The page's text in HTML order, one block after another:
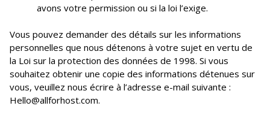
avons votre permission ou si la loi l’exige.
Vous pouvez demander des détails sur les informations
personnelles que nous détenons à votre sujet en vertu de
la Loi sur la protection des données de 1998. Si vous
souhaitez obtenir une copie des informations détenues sur
vous, veuillez nous écrire à l’adresse e-mail suivante :
Hello@allforhost.com.